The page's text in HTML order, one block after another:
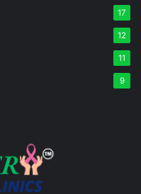
17
12
11
9